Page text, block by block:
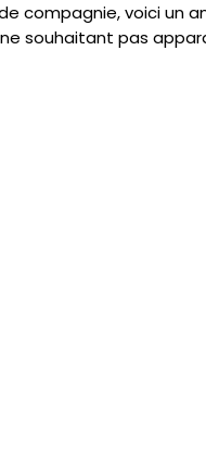
compagnie, voici un
souhaitant pas